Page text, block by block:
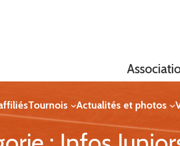
Tournois Actualités et photos